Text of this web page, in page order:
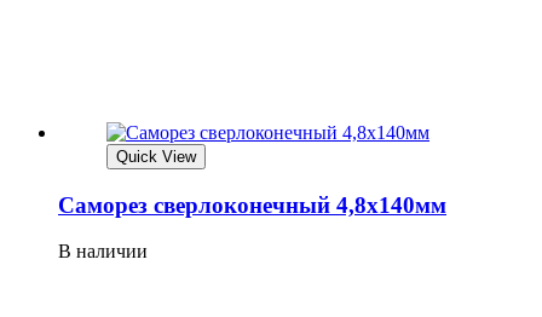
Quick View
Саморез сверлоконечный 4,8х140мм
В наличии